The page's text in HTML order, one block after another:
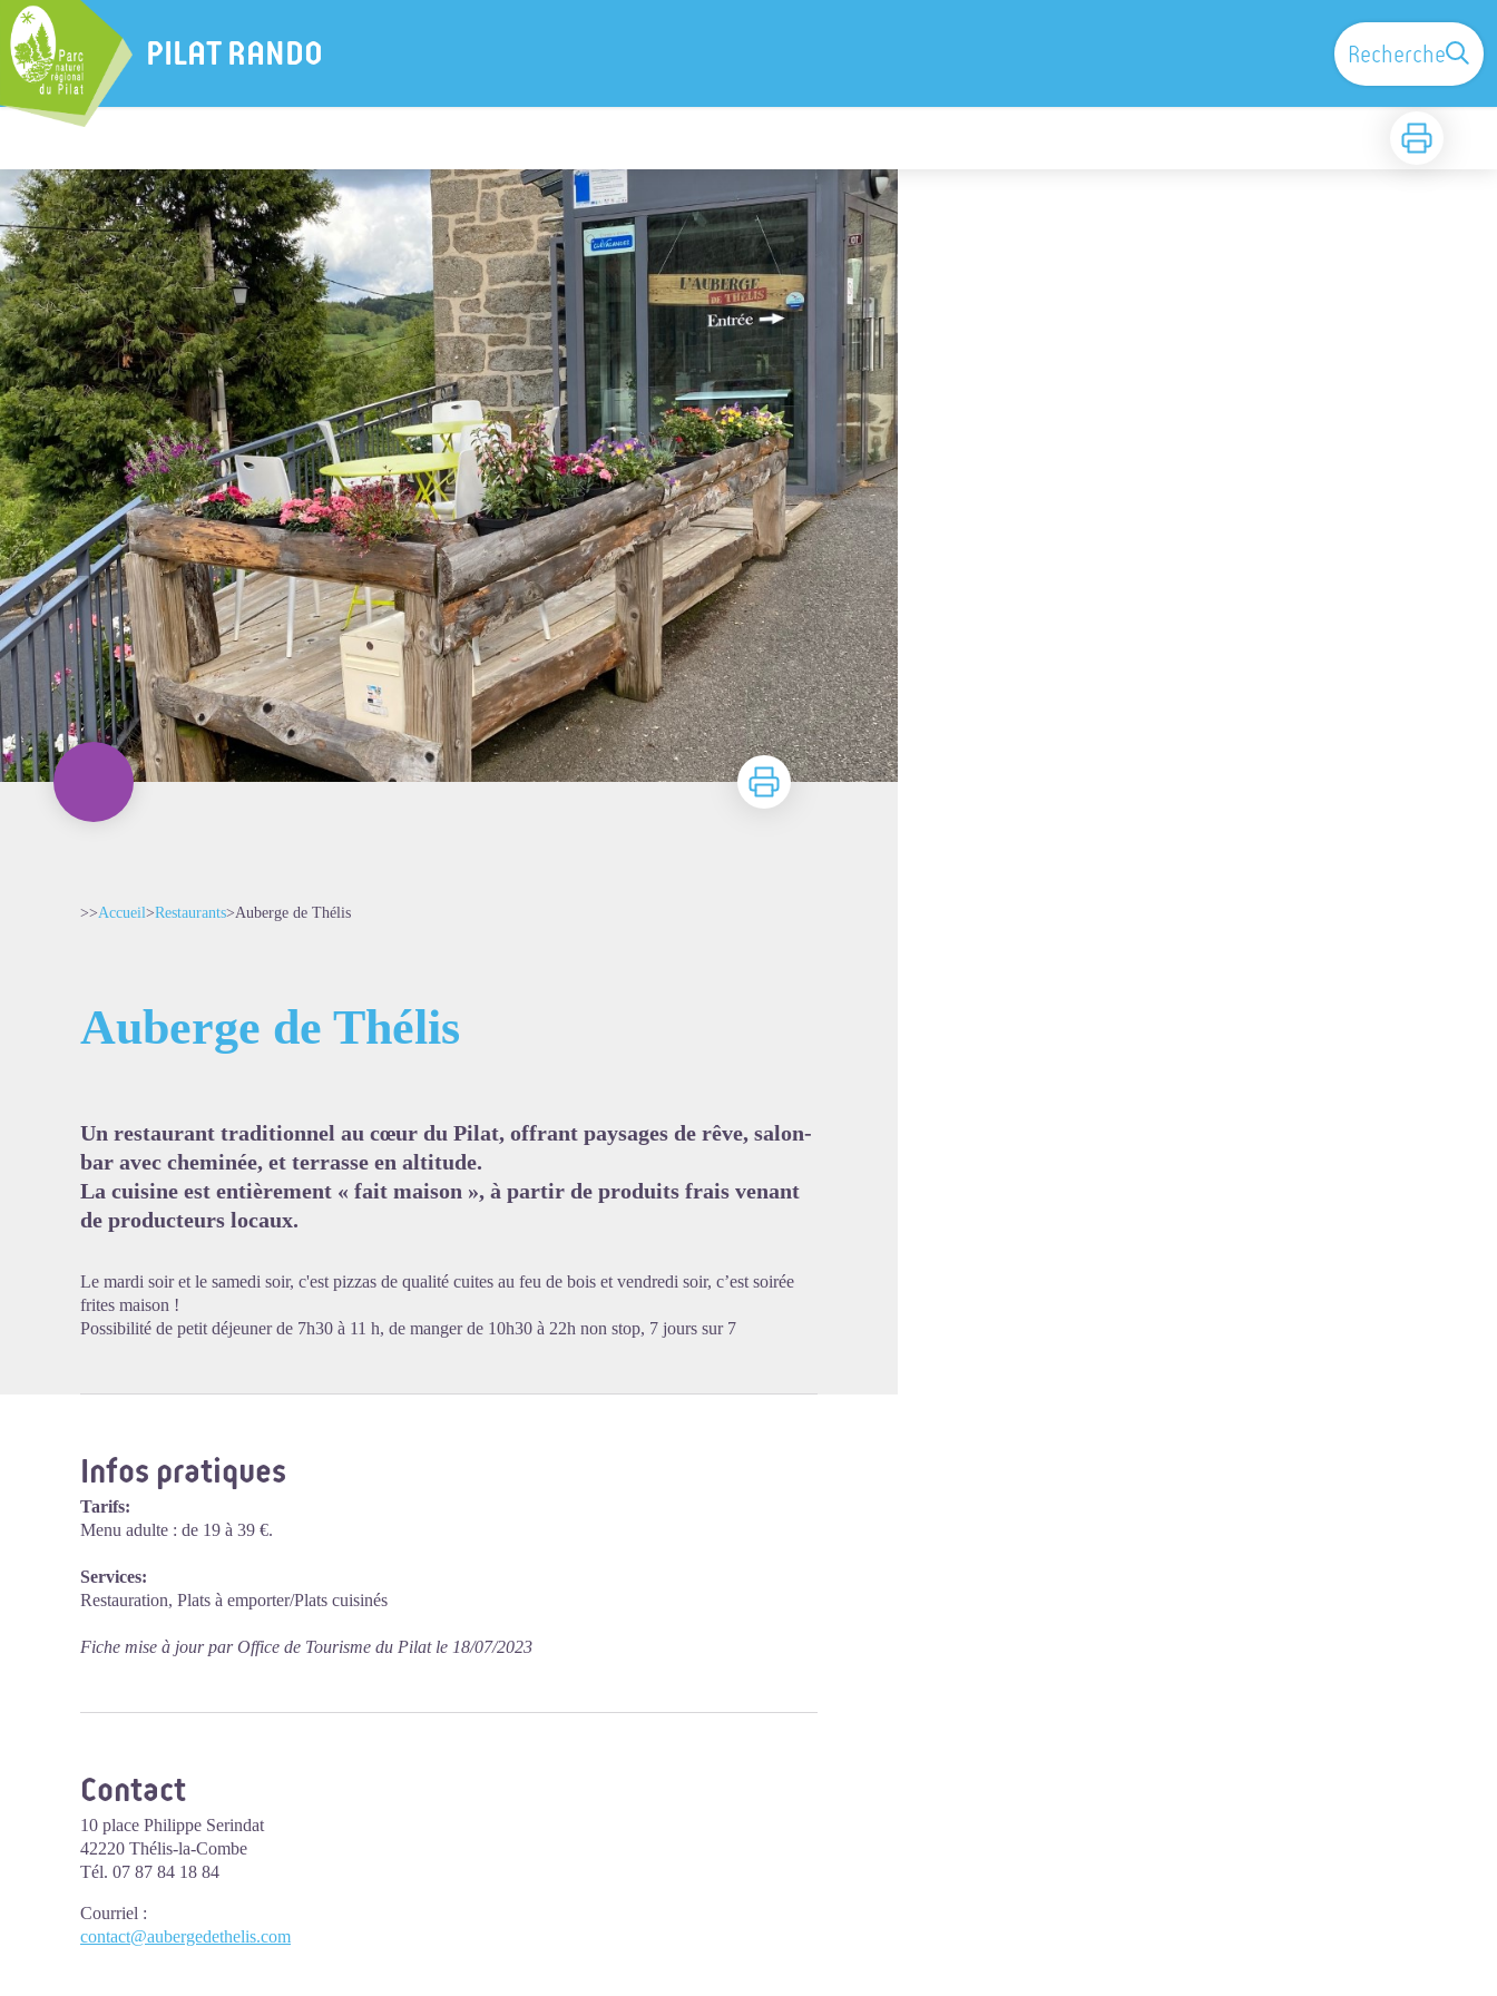
PILAT RANDO Recherche
Imprimer
Imprimer
>>Accueil>Restaurants>Auberge de Thélis
Auberge de Thélis
Un restaurant traditionnel au cœur du Pilat, offrant paysages de rêve, salon-
bar avec cheminée, et terrasse en altitude.
La cuisine est entièrement « fait maison », à partir de produits frais venant
de producteurs locaux.
Le mardi soir et le samedi soir, c'est pizzas de qualité cuites au feu de bois et vendredi soir, c’est soirée
frites maison !
Possibilité de petit déjeuner de 7h30 à 11 h, de manger de 10h30 à 22h non stop, 7 jours sur 7
Infos pratiques
Tarifs:
Menu adulte : de 19 à 39 €.
Services:
Restauration, Plats à emporter/Plats cuisinés
Fiche mise à jour par Office de Tourisme du Pilat le 18/07/2023
Contact
10 place Philippe Serindat
42220 Thélis-la-Combe
Tél. 07 87 84 18 84
Courriel :
contact@aubergedethelis.com